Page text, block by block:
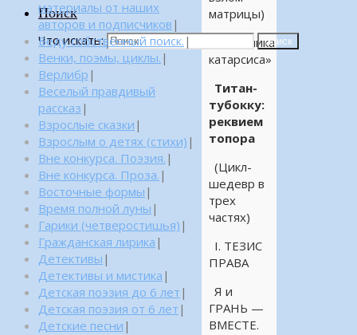
Поиск
Что искать: Поиск
матрицы)
«механика
катарсиса»
Титан-
тубокку:
реквием
топора
(Цикл-
шедевр в
трех
частях)
I. ТЕЗИС
ПРАВА
Я и
ГРАНЬ —
ВМЕСТЕ.
материалы от наших
авторов и подписчиков |
Веду собственный поиск. |
Венки, поэмы, циклы. |
Верлибр |
Веселый правдивый
рассказ |
Взрослые сказки |
Взрослым о детях (стихи) |
Вне конкурса. Поэзия. |
Вне конкурса. Проза. |
Восточные формы |
Время полной луны |
Гарики (четверостишья) |
Гражданская лирика |
Детективы |
Детективы и мистика |
Детская поэзия до 6 лет |
Детская поэзия от 6 лет |
Детские песни |